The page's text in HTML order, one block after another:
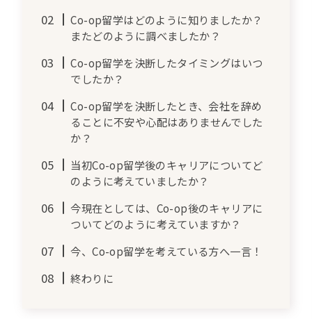
Co-op留学はどのように知りましたか？
またどのように調べましたか？
Co-op留学を決断したタイミングはいつ
でしたか？
Co-op留学を決断したとき、会社を辞め
ることに不安や心配はありませんでした
か？
当初Co-op留学後のキャリアについてど
のように考えていましたか？
今現在としては、Co-op後のキャリアに
ついてどのように考えていますか？
今、Co-op留学を考えている方へ一言！
終わりに